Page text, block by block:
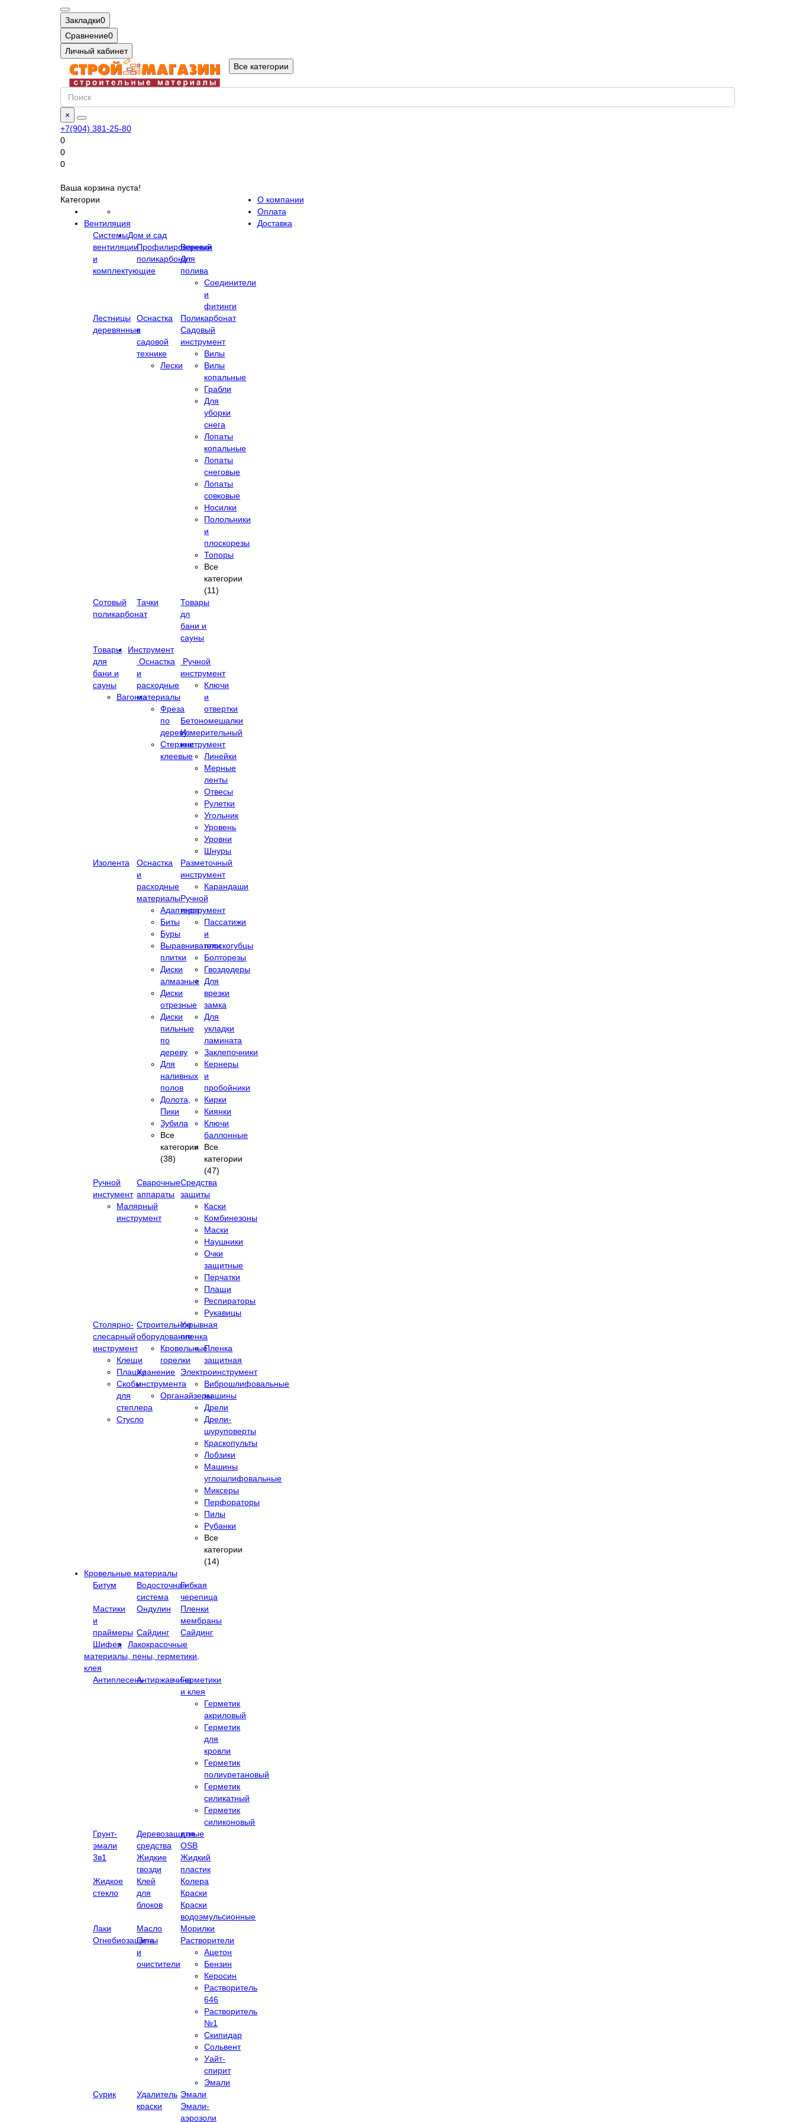
Закладки0
Сравнение0
Личный кабинет
Все категории
×
+7(904) 381-25-80
0
0
0
Ваша корзина пуста!
Категории
Вентиляция
Системы
вентиляции
и
комплектующие
Дом и сад
Профилированный
поликарбонат
Веревки
Для
полива
Соединители
и
фитинги
Лестницы
деревянные
Оснастка
к
садовой
технике
Лески
Поликарбонат
Садовый
инструмент
Вилы
Вилы
копальные
Грабли
Для
уборки
снега
Лопаты
копальные
Лопаты
снеговые
Лопаты
совковые
Носилки
Полольники
и
плоскорезы
Топоры
Все
категории
(11)
Сотовый
поликарбонат
Тачки
Товары
дл
бани и
сауны
Товары
для
бани и
сауны
Вагонка
Инструмент
Оснастка
и
расходные
материалы
Фреза
по
дереву
Стержни
клеевые
Ручной
инструмент
Ключи
и
отвертки
Бетономешалки
Измерительный
инструмент
Линейки
Мерные
ленты
Отвесы
Рулетки
Угольник
Уровень
Уровни
Шнуры
Изолента
Оснастка
и
расходные
материалы
Адаптеры
Биты
Буры
Выравниватели
плитки
Диски
алмазные
Диски
отрезные
Диски
пильные
по
дереву
Для
наливных
полов
Долота,
Пики
Зубила
Все
категории
(38)
Разметочный
инструмент
Карандаши
Ручной
инструмент
Пассатижи
и
плоскогубцы
Болторезы
Гвоздодеры
Для
врезки
замка
Для
укладки
ламината
Заклепочники
Кернеры
и
пробойники
Кирки
Киянки
Ключи
баллонные
Все
категории
(47)
Ручной
инстумент
Малярный
инструмент
Сварочные
аппараты
Средства
защиты
Каски
Комбинезоны
Маски
Наушники
Очки
защитные
Перчатки
Плащи
Респираторы
Рукавицы
Столярно-
слесарный
инструмент
Клещи
Плашки
Скобы
для
степлера
Стусло
Строительное
оборудование
Кровельные
горелки
Укрывная
пленка
Пленка
защитная
Хранение
инструмента
Органайзеры
Электроинструмент
Виброшлифовальные
машины
Дрели
Дрели-
шуруповерты
Краскопульты
Лобзики
Машины
углошлифовальные
Миксеры
Перфораторы
Пилы
Рубанки
Все
категории
(14)
Кровельные материалы
Битум
Водосточная
система
Гибкая
черепица
Мастики
и
праймеры
Ондулин
Пленки
мембраны
Сайдинг
Сайдинг
Шифер
Лакокрасочные
материалы, пены, герметики,
клея
АнтиплесеньАнтиржавчинаГерметики
и клея
Герметик
акриловый
Герметик
для
кровли
Герметик
полиуретановый
Герметик
силикатный
Герметик
силиконовый
Грунт-
эмали
3в1
Деревозащитные
средства
для
OSB
Жидкие
гвозди
Жидкий
пластик
Жидкое
стекло
Клей
для
блоков
Колера
Краски
Краски
водоэмульсионные
Лаки
Масло
Морилки
Огнебиозащита
Пены
и
очистители
Растворители
Ацетон
Бензин
Керосин
Растворитель
646
Растворитель
№1
Скипидар
Сольвент
Уайт-
спирит
Эмали
Сурик
Удалитель
краски
Эмали
Эмали-
аэрозоли
О компании
Оплата
Доставка